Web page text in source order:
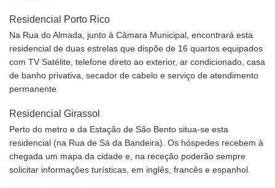
Residencial Porto Rico
Na Rua do Almada, junto à Câmara Municipal, encontrará esta
residencial de duas estrelas que dispõe de 16 quartos equipados
com TV Satélite, telefone direto ao exterior, ar condicionado, casa
de banho privativa, secador de cabelo e serviço de atendimento
permanente.
Residencial Girassol
Perto do metro e da Estação de São Bento situa-se esta
residencial (na Rua de Sá da Bandeira). Os hóspedes recebem à
chegada um mapa da cidade e, na receção poderão sempre
solicitar informações turísticas, em inglês, francês e espanhol.